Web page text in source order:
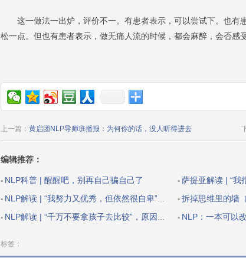
这一做法一出炉，评价不一。有患者表示，可以尝试下。也有
松一点。但也有患者表示，做无痛人流的时候，都会麻醉，会否感
上一篇： 黄启团NLP导师班播报：为何你的话，没人听得进去
编辑推荐：
▪ NLP科普 | 醒醒吧，别再自己骗自己了 ▪ 萨提亚解读 | “我指
▪ NLP解读 | “我努力又优秀，但依然很自卑”：一个方法，提升你的自我价值 ▪ 拆掉思维里的墙
▪ NLP解读 | “千万不要拿孩子去比较”，原因戳中无数父母的心 ▪ NLP：一本可以
标签：